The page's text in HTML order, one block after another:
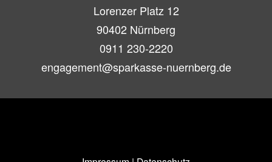
Lorenzer Platz 12
90402 Nürnberg
0911 230-2220
engagement@sparkasse-nuernberg.de